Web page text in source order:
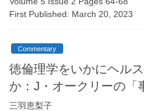
First Published: March 20, 2023
Commentary
徳倫理学をいかにヘル
か：J・オークリーの「
三羽恵梨子